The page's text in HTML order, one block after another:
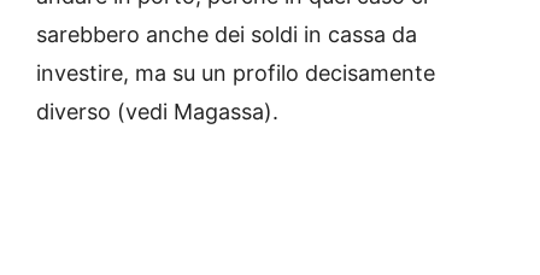
sarebbero anche dei soldi in cassa da
investire, ma su un profilo decisamente
diverso (vedi Magassa).